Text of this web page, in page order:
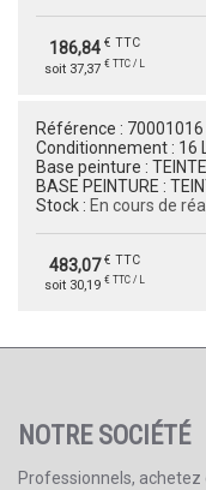
186,84 € TTC
soit 37,37 € TTC / L
Référence : 70001016
Conditionnement : 16 L
Base peinture : TEINTE
BASE PEINTURE :
Stock : En cours de
483,07€ TTC
soit 30,19 € TTC / L
NOTRE SOCIÉTÉ
Professionnels, achetez